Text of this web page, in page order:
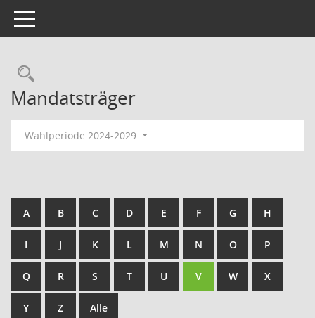
Toggle navigation
Rechercheauswahl
Mandatsträger
Wahlperiode 2024-2029
A B C D E F G H
I J K L M N O P
Q R S T U V W X
Y Z Alle